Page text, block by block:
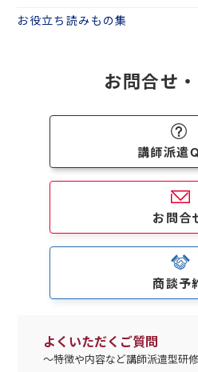
お役立ち読みもの集
お問合せ
講師派遣
お問合
商談予
よくいただくご質問
～特徴や内容など講師派遣型研